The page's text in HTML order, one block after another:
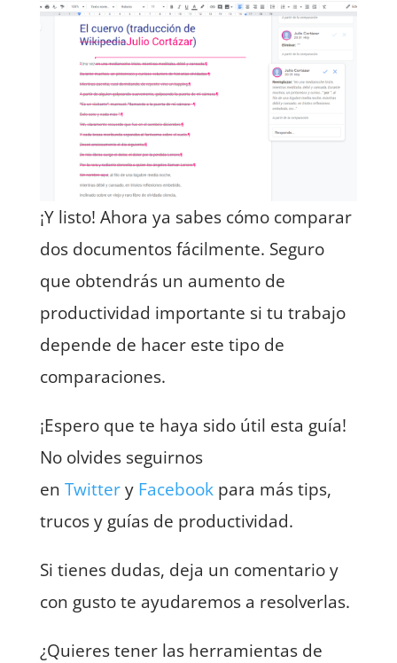
¡Y listo! Ahora ya sabes cómo comparar
dos documentos fácilmente. Seguro
que obtendrás un aumento de
productividad importante si tu trabajo
depende de hacer este tipo de
comparaciones.
¡Espero que te haya sido útil esta guía!
No olvides seguirnos
en Twittery Facebookpara más tips,
trucos y guías de productividad.
Si tienes dudas, deja un comentario y
con gusto te ayudaremos a resolverlas.
¿Quieres tener las herramientas de